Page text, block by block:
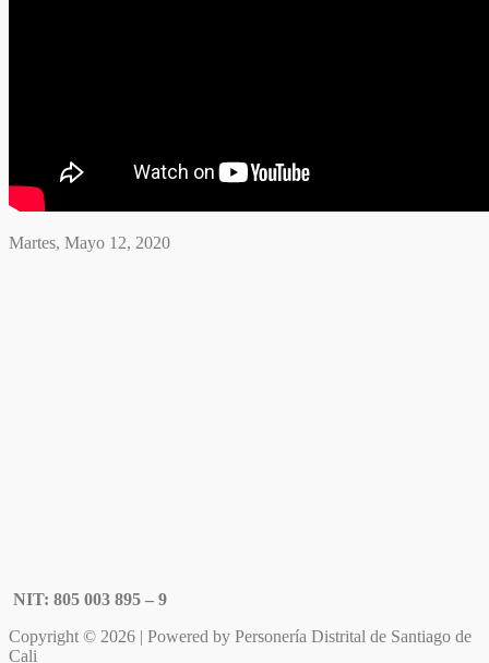
Martes, Mayo 12, 2020
NIT: 805 003 895 – 9
Copyright © 2026 | Powered by Personería Distrital de Santiago de
Cali